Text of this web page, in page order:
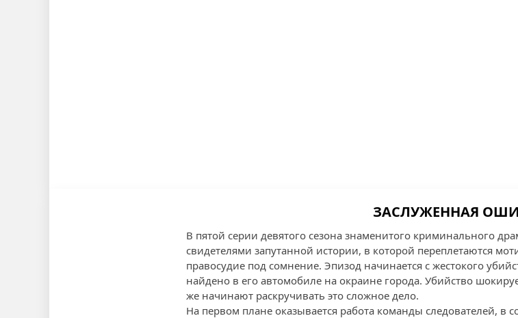
ЗАСЛУЖЕННАЯ
В пятой серии девятого сезона знаменитого криминального
свидетелями запутанной истории, в которой переплетаются
правосудие под сомнение. Эпизод начинается с жестокого
найдено в его автомобиле на окраине города. Убийство
же начинают раскручивать это сложное дело.
На первом плане оказывается работа команды следователей, в